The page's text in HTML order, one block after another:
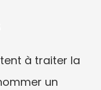
à traiter la
un